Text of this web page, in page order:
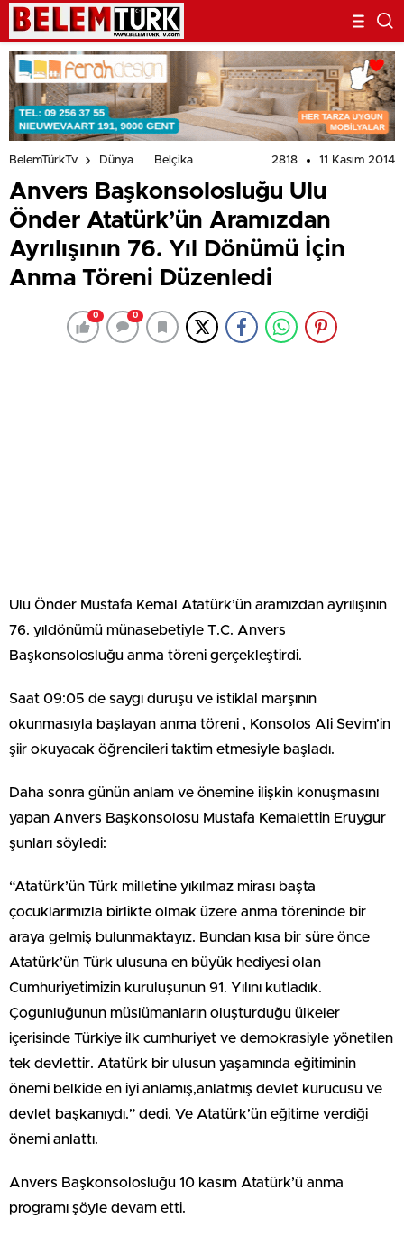
Düzenledi
BelemTürkTv Dünya Belçika 2818 11 Kasım 2014
Anvers Başkonsolosluğu Ulu
Önder Atatürk’ün Aramızdan
Ayrılışının 76. Yıl Dönümü İçin
Anma Töreni Düzenledi
0 0
Ulu Önder Mustafa Kemal Atatürk’ün aramızdan ayrılışının
76. yıldönümü münasebetiyle T.C. Anvers
Başkonsolosluğu anma töreni gerçekleştirdi.
Saat 09:05 de saygı duruşu ve istiklal marşının
okunmasıyla başlayan anma töreni , Konsolos Ali Sevim’in
şiir okuyacak öğrencileri taktim etmesiyle başladı.
Daha sonra günün anlam ve önemine ilişkin konuşmasını
yapan Anvers Başkonsolosu Mustafa Kemalettin Eruygur
şunları söyledi:
“Atatürk’ün Türk milletine yıkılmaz mirası başta
çocuklarımızla birlikte olmak üzere anma töreninde bir
araya gelmiş bulunmaktayız. Bundan kısa bir süre önce
Atatürk’ün Türk ulusuna en büyük hediyesi olan
Cumhuriyetimizin kuruluşunun 91. Yılını kutladık.
Çogunluğunun müslümanların oluşturduğu ülkeler
içerisinde Türkiye ilk cumhuriyet ve demokrasiyle yönetilen
tek devlettir. Atatürk bir ulusun yaşamında eğitiminin
önemi belkide en iyi anlamış,anlatmış devlet kurucusu ve
devlet başkanıydı.” dedi. Ve Atatürk’ün eğitime verdiği
önemi anlattı.
Anvers Başkonsolosluğu 10 kasım Atatürk’ü anma
programı şöyle devam etti.